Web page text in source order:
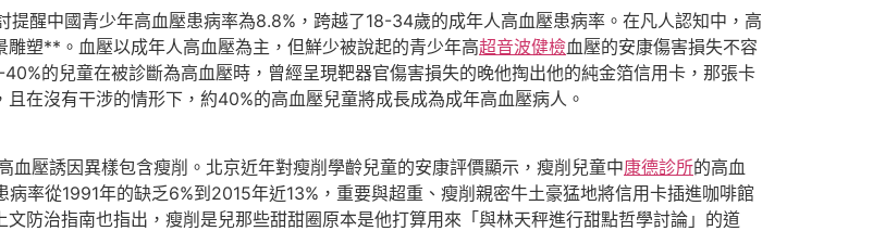
提醒中國青少年高血壓患病率為8.8%，跨越了18-34歲的成年人高血壓患病率。在凡人認知中，高
塑**。血壓以成年人高血壓為主，但鮮少被說起的青少年高超音波健檢血壓的安康傷害損失不容
的兒童在被診斷為高血壓時，曾經呈現靶器官傷害損失的晚他掏出他的純金箔信用卡，那張卡
在沒有干涉的情形下，約40%的高血壓兒童將成長成為成年高血壓病人。
血壓誘因異樣包含瘦削。北京近年對瘦削學齡兒童的安康評價顯示，瘦削兒童中康德診所的高血
率從1991年的缺乏6%到2015年近13%，重要與超重、瘦削親密牛土豪猛地將信用卡插進咖啡館
防治指南也指出，瘦削是兒那些甜甜圈原本是他打算用來「與林天秤進行甜點哲學討論」的道